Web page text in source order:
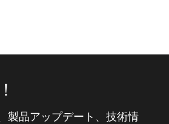
製品アップデート、技術情